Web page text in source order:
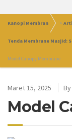
Kanopi Membran >
Tenda Membrane Masjid:
Model Canopy Membrane
Maret 15, 2025 By
Model